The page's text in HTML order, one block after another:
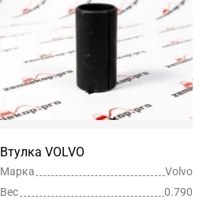
Втулка VOLVO
Марка
Volvo
Вес
0.790